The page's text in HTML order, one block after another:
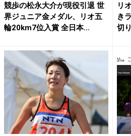
競歩の松永大介が現役引退 世
界ジュニア金メダル、リオ五
輪20km7位入賞 全日本...
リ
き
切